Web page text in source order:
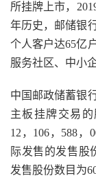
所挂牌上市，
年历史，邮储银
个人客户达65亿
服务社区、中小
中国邮政储蓄银
主板挂牌交易
12，106，588
际发售的发售股
发售股份数目为